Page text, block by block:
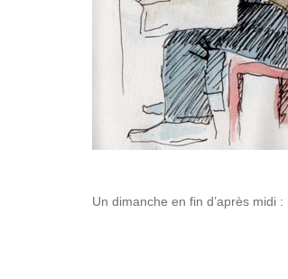
Un dimanche en fin d’après midi